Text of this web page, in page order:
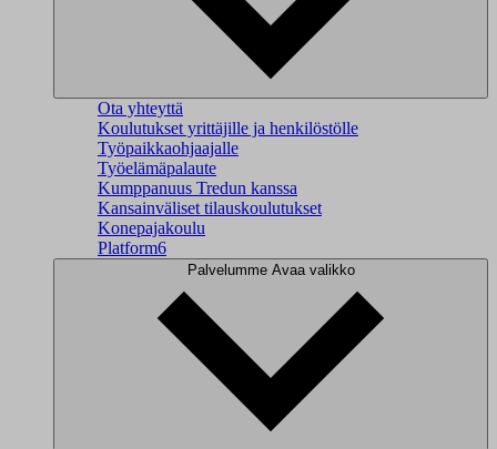
Ota yhteyttä
Koulutukset yrittäjille ja henkilöstölle
Työpaikkaohjaajalle
Työelämäpalaute
Kumppanuus Tredun kanssa
Kansainväliset tilauskoulutukset
Konepajakoulu
Platform6
Palvelumme Avaa valikko